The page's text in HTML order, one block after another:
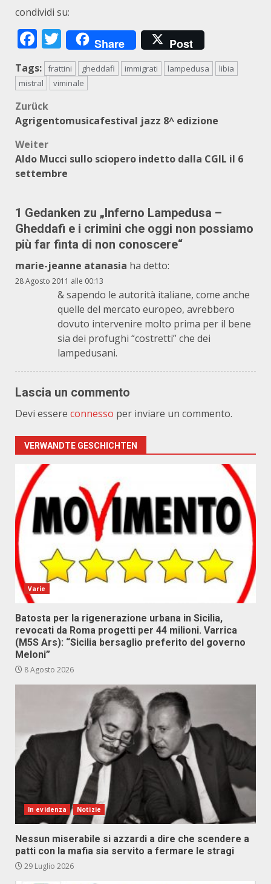
condividi su:
Facebook
Twitter
Share Post
Tags: frattini gheddafi immigrati lampedusa
libia
mistral
viminale
Beitragsnavigation
Zurück
Agrigentomusicafestival jazz 8^ edizione
Weiter
Aldo Mucci sullo sciopero indetto dalla CGIL il 6
settembre
1 Gedanken zu „Inferno Lampedusa –
Gheddafi e i crimini che oggi non possiamo
più far finta di non conoscere“
marie-jeanne atanasia ha detto:
28 Agosto 2011 alle 00:13
& sapendo le autorità italiane, come anche
quelle del mercato europeo, avrebbero
dovuto intervenire molto prima per il bene
sia dei profughi “costretti” che dei
lampedusani.
Lascia un commento
Devi essere connesso per inviare un commento.
VERWANDTE GESCHICHTEN
Varie
Batosta per la rigenerazione urbana in Sicilia,
revocati da Roma progetti per 44 milioni. Varrica
(M5S Ars): “Sicilia bersaglio preferito del governo
Meloni”
8 Agosto 2026
In evidenza Notizie
Nessun miserabile si azzardi a dire che scendere a
patti con la mafia sia servito a fermare le stragi
29 Luglio 2026